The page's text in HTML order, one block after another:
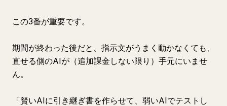
この3番が重要です。
期間が終わった後だと、指示文がうまく動かなくても、
直せる側のAIが（追加課金しない限り）手元にいませ
ん。
「賢いAIに引き継ぎ書を作らせて、弱いAIでテストし